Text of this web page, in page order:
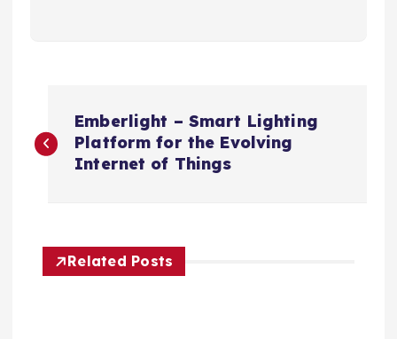
a
e
g
Emberlight – Smart Lighting
Platform for the Evolving
Internet of Things
Related Posts